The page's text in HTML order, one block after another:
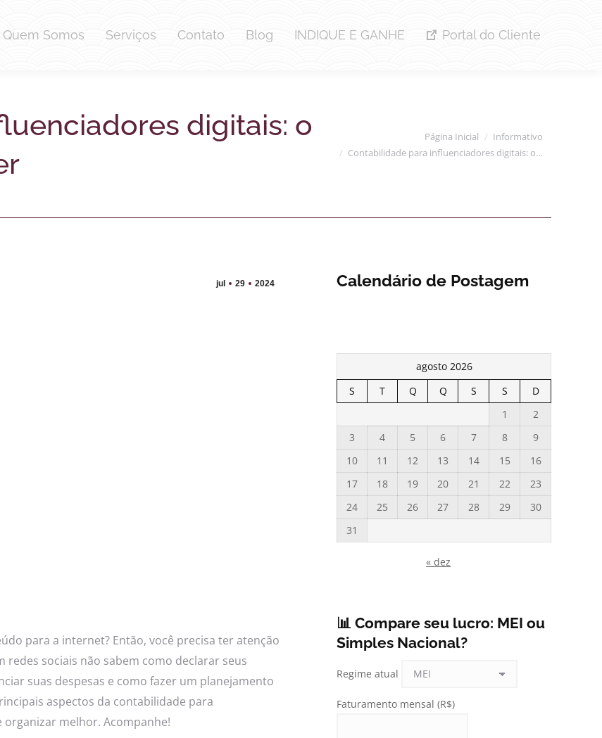
Quem Somos Serviços Contato Blog INDIQUE E GANHE Portal do Cliente
digitais: o
Página Inicial
Informativo
Contabilidade para influenciadores digitais: o…
jul 29 2024
para a internet? Então, você precisa ter atenção
sociais não sabem como declarar seus
suas despesas e como fazer um planejamento
aspectos da contabilidade para
melhor. Acompanhe!
Calendário de Postagem
agosto 2026
S
T Q Q S S
D
1
2
3
4 5 6 7 8
9
10
11 12 13 14 15
16
17
18 19 20 21 22
23
24
25 26 27 28 29
30
31
« dez
📊 Compare seu lucro: MEI ou
Simples Nacional?
Regime atual
Faturamento mensal (R$)